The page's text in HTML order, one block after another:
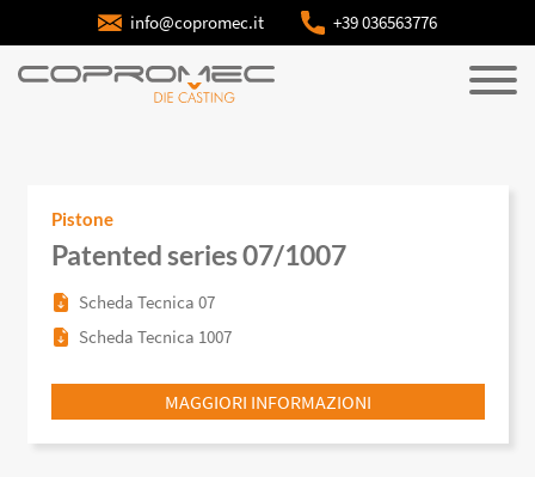
info@copromec.it +39 036563776
Pistone
Patented series 07/1007
Scheda Tecnica 07
Scheda Tecnica 1007
MAGGIORI INFORMAZIONI